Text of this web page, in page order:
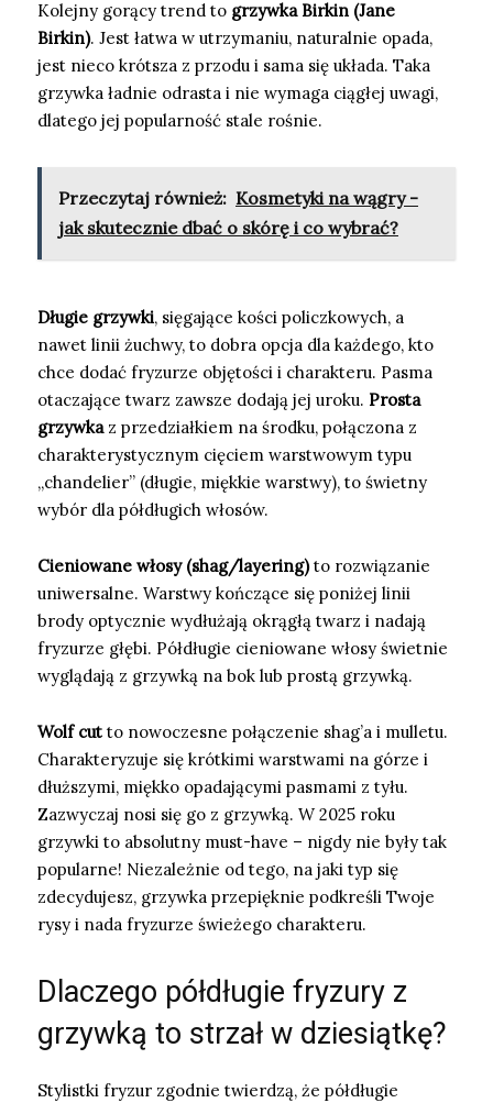
Kolejny gorący trend to grzywka Birkin (Jane
Birkin). Jest łatwa w utrzymaniu, naturalnie opada,
jest nieco krótsza z przodu i sama się układa. Taka
grzywka ładnie odrasta i nie wymaga ciągłej uwagi,
dlatego jej popularność stale rośnie.
Przeczytaj również: Kosmetyki na wągry -
jak skutecznie dbać o skórę i co wybrać?
Długie grzywki, sięgające kości policzkowych, a
nawet linii żuchwy, to dobra opcja dla każdego, kto
chce dodać fryzurze objętości i charakteru. Pasma
otaczające twarz zawsze dodają jej uroku. Prosta
grzywkaz przedziałkiem na środku, połączona z
charakterystycznym cięciem warstwowym typu
„chandelier” (długie, miękkie warstwy), to świetny
wybór dla półdługich włosów.
Cieniowane włosy (shag/layering)to rozwiązanie
uniwersalne. Warstwy kończące się poniżej linii
brody optycznie wydłużają okrągłą twarz i nadają
fryzurze głębi. Półdługie cieniowane włosy świetnie
wyglądają z grzywką na bok lub prostą grzywką.
Wolf cut to nowoczesne połączenie shag’a i mulletu.
Charakteryzuje się krótkimi warstwami na górze i
dłuższymi, miękko opadającymi pasmami z tyłu.
Zazwyczaj nosi się go z grzywką. W 2025 roku
grzywki to absolutny must-have – nigdy nie były tak
popularne! Niezależnie od tego, na jaki typ się
zdecydujesz, grzywka przepięknie podkreśli Twoje
rysy i nada fryzurze świeżego charakteru.
Dlaczego półdługie fryzury z
grzywką to strzał w dziesiątkę?
Stylistki fryzur zgodnie twierdzą, że półdługie